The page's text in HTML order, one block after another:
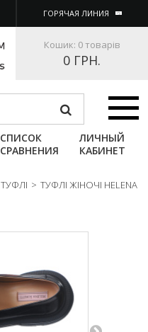
ГОРЯЧАЯ ЛИНИЯ
Кошик: 0 товарів
0 ГРН.
СПИСОК
СРАВНЕНИЯ
ЛИЧНЫЙ
КАБИНЕТ
ТУФЛІ > ТУФЛІ ЖІНОЧІ HELENA